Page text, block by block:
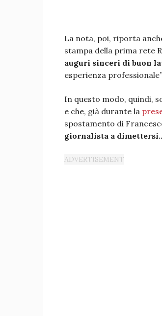
La nota, poi, riporta
stampa della prima rete
auguri sinceri di buon
esperienza
In questo modo, quindi,
e che, già durante la
spostamento di
giornalista a